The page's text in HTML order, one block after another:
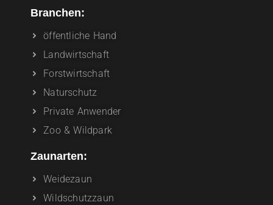
Branchen:
öffentliche Hand
Landwirtschaft
Forstwirtschaft
Naturschutz
Private Anwender
Zoo & Wildpark
Zaunarten:
Weidezaun
Wildschutzzaun